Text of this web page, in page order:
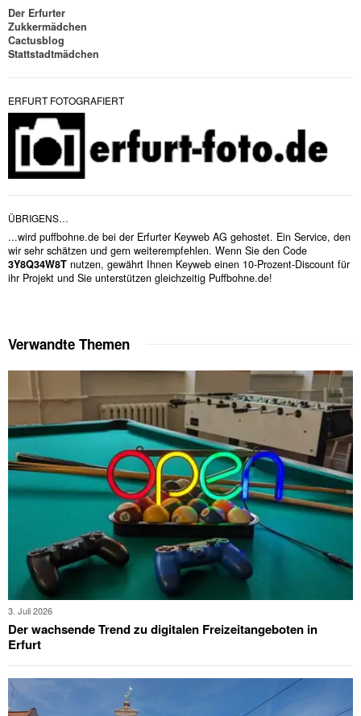
Der Erfurter
Zukkermädchen
Cactusblog
Stattstadtmädchen
ERFURT FOTOGRAFIERT
ÜBRIGENS…
...wird puffbohne.de bei der Erfurter Keyweb AG gehostet. Ein Service, den
wir sehr schätzen und gern weiterempfehlen. Wenn Sie den Code
3Y8Q34W8T nutzen, gewährt Ihnen Keyweb einen 10-Prozent-Discount für
ihr Projekt und Sie unterstützen gleichzeitig Puffbohne.de!
Verwandte Themen
3. Juli 2026
Der wachsende Trend zu digitalen Freizeitangeboten in
Erfurt